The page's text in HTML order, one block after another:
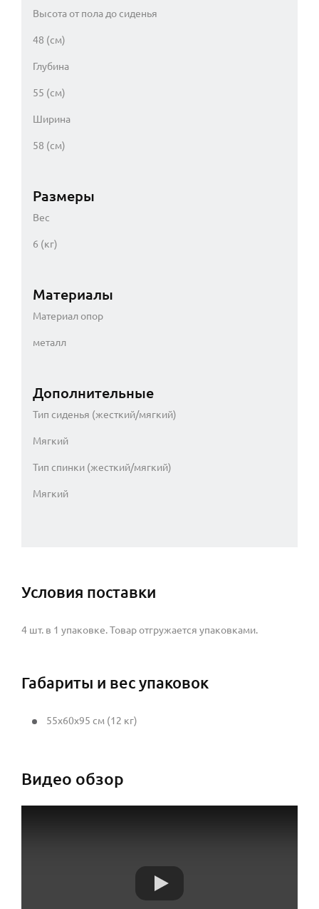
Высота от пола до сиденья
48 (см)
Глубина
55 (см)
Ширина
58 (см)
Размеры
Вес
6 (кг)
Материалы
Материал опор
металл
Дополнительные
Тип сиденья (жесткий/мягкий)
Мягкий
Тип спинки (жесткий/мягкий)
Мягкий
Условия поставки
4 шт. в 1 упаковке. Товар отгружается упаковками.
Габариты и вес упаковок
55x60x95 см (12 кг)
Видео обзор